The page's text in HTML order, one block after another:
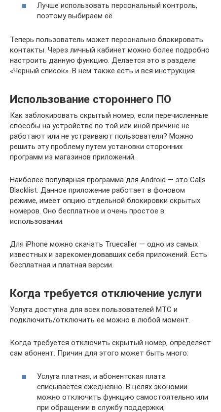
Лучше использовать персональный контроль,
поэтому выбираем её.
Теперь пользователь может персонально блокировать
контакты. Через личный кабинет можно более подробно
настроить данную функцию. Делается это в разделе
«Черный список». В нем также есть и вся инструкция.
Использование стороннего ПО
Как заблокировать скрытый номер, если перечисленные
способы на устройстве по той или иной причине не
работают или не устраивают пользователя? Можно
решить эту проблему путем установки сторонних
программ из магазинов приложений.
Наиболее популярная программа для Android — это Calls
Blacklist. Данное приложение работает в фоновом
режиме, имеет опцию отдельной блокировки скрытых
номеров. Оно бесплатное и очень простое в
использовании.
Для iPhone можно скачать Truecaller — одно из самых
известных и зарекомендовавших себя приложений. Есть
бесплатная и платная версии.
Когда требуется отключение услуги
Услуга доступна для всех пользователей МТС и
подключить/отключить ее можно в любой момент.
Когда требуется отключить скрытый номер, определяет
сам абонент. Причин для этого может быть много:
Услуга платная, и абонентская плата
списывается ежедневно. В целях экономии
можно отключить функцию самостоятельно или
при обращении в службу поддержки;